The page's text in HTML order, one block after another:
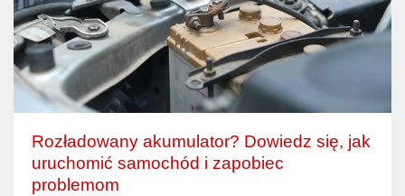
Rozładowany akumulator? Dowiedz się, jak
uruchomić samochód i zapobiec
problemom